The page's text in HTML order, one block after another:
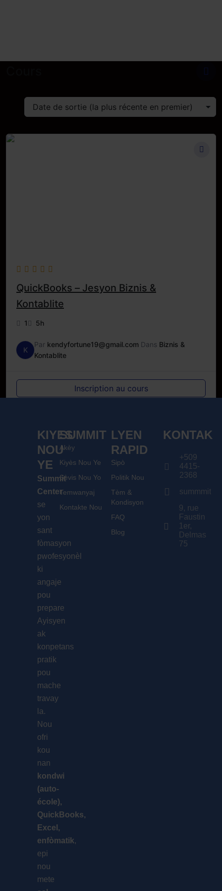
QuickBooks – Jesyon Biznis &
Kontablite
1 5h
K
Par kendyfortune19@gmail.com Dans Biznis &
Kontablite
Inscription au cours
KIYES
NOU
YE
Summit
Center
se
yon
sant
fòmasyon
pwofesyonèl
ki
angaje
pou
prepare
Ayisyen
ak
konpetans
pratik
pou
mache
travay
la.
Nou
ofri
kou
nan
kondwi
(auto-
école),
QuickBooks,
Excel,
enfòmatik,
epi
nou
mete
SUMMIT
Akèy
Kiyès Nou Ye
Sèvis Nou Yo
Temwanyaj
Kontakte Nou
LYEN
RAPID
Sipò
Politik Nou
Tèm &
Kondisyon
FAQ
Blog
KONTAK
+509
4415-
2368
9, rue
Faustin
1er,
Delmas
75